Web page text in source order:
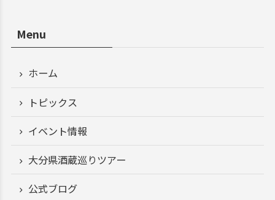
Menu
ホーム
トピックス
イベント情報
大分県酒蔵巡りツアー
公式ブログ